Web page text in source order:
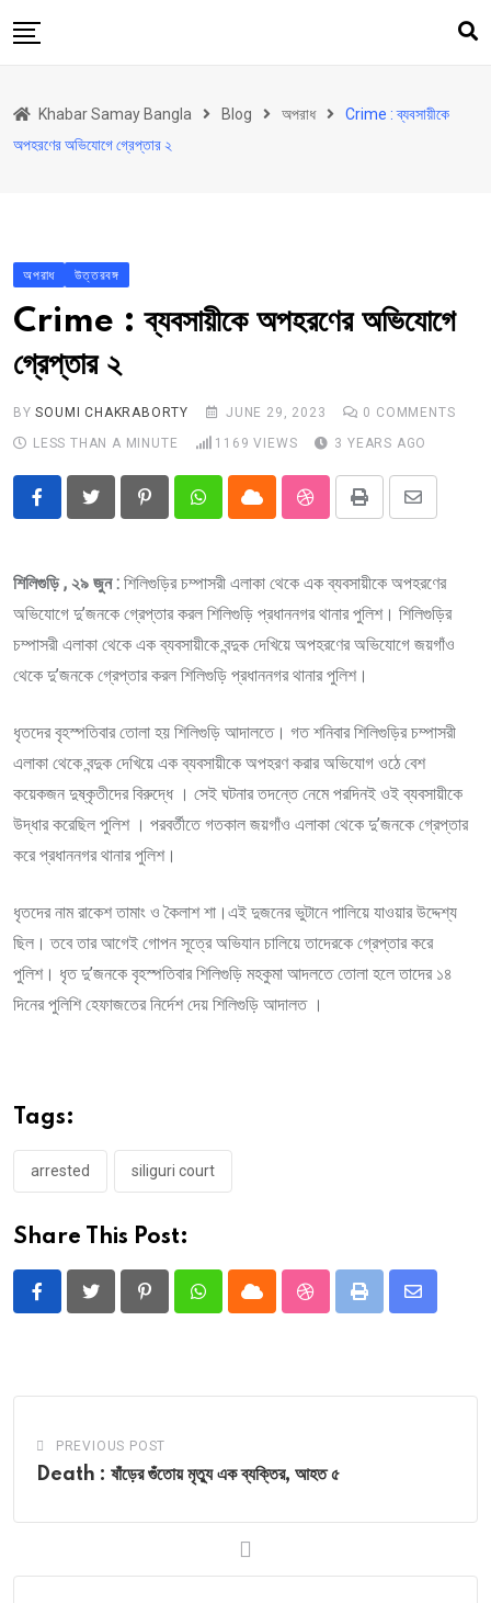
to
উত্তরবঙ্গ
আরও কিছু
Contact
Khabar Samay Hindi
Khabar Samay Bangla Blog অপরাধ
Crime : ব্যবসায়ীকে
অপহরণের অভিযোগে গ্রেপ্তার ২
অপরাধ উত্তরবঙ্গ
Crime : ব্যবসায়ীকে অপহরণের অভিযোগে
গ্রেপ্তার ২
BYSOUMI CHAKRABORTY JUNE 29, 2023 0 COMMENTS
LESS THAN A MINUTE
1169 VIEWS 3 YEARS AGO
PinterestWhatsappCloud StumbleUpon
Print
Share
শিলিগুড়ি , ২৯ জুন : শিলিগুড়ির চম্পাসরী এলাকা থেকে এক ব্যবসায়ীকে অপহরণের
অভিযোগে দু’জনকে গ্রেপ্তার করল শিলিগুড়ি প্রধাননগর থানার পুলিশ। শিলিগুড়ির
চম্পাসরী এলাকা থেকে এক ব্যবসায়ীকে বন্দুক দেখিয়ে অপহরণের অভিযোগে জয়গাঁও
থেকে দু’জনকে গ্রেপ্তার করল শিলিগুড়ি প্রধাননগর থানার পুলিশ।
ধৃতদের বৃহস্পতিবার তোলা হয় শিলিগুড়ি আদালতে। গত শনিবার শিলিগুড়ির চম্পাসরী
এলাকা থেকে বন্দুক দেখিয়ে এক ব্যবসায়ীকে অপহরণ করার অভিযোগ ওঠে বেশ
কয়েকজন দুষ্কৃতীদের বিরুদ্ধে । সেই ঘটনার তদন্তে নেমে পরদিনই ওই ব্যবসায়ীকে
উদ্ধার করেছিল পুলিশ । পরবর্তীতে গতকাল জয়গাঁও এলাকা থেকে দু’জনকে গ্রেপ্তার
করে প্রধাননগর থানার পুলিশ।
ধৃতদের নাম রাকেশ তামাং ও কৈলাশ শা।এই দুজনের ভুটানে পালিয়ে যাওয়ার উদ্দেশ্য
ছিল। তবে তার আগেই গোপন সূত্রে অভিযান চালিয়ে তাদেরকে গ্রেপ্তার করে
পুলিশ। ধৃত দু’জনকে বৃহস্পতিবার শিলিগুড়ি মহকুমা আদলতে তোলা হলে তাদের ১৪
দিনের পুলিশি হেফাজতের নির্দেশ দেয় শিলিগুড়ি আদালত ।
Tags:
arrested siliguri court
Share This Post:
PinterestWhatsappCloud StumbleUpon
Print
Share
PREVIOUS POST
Death : ষাঁড়ের গুঁতোয় মৃত্যু এক ব্যক্তির, আহত ৫